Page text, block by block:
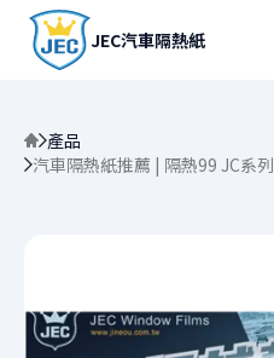
JEC汽車隔熱紙
產品
汽車隔熱紙推薦 | 隔熱99 JC系列